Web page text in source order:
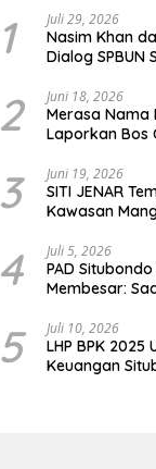
Indonesia.
1 Juli 29, 2026
Nasim Khan
Dialog SPBUN
Industrial
2 Juni 18, 2026
Merasa Nama
Laporkan Bos
3 Juni 19, 2026
SITI JENAR
Kawasan
4 Juli 5, 2026
PAD
Membesar:
Akuntabilitas.
5 Juli 10, 2026
LHP BPK
Keuangan